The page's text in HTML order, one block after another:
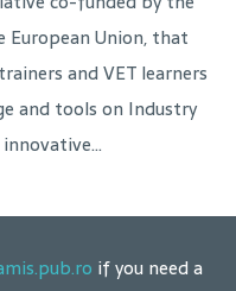
European Union, that
and VET learners
and tools on Industry
if you need a